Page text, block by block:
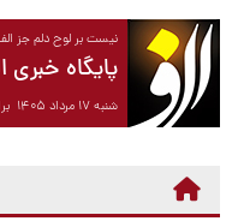
نیست بر لوح دلم جز
پایگاه خبری
شنبه ۱۷ مرداد ۱۴۰۵ برابر با ۰۸ آگوست ۲۰۲۶